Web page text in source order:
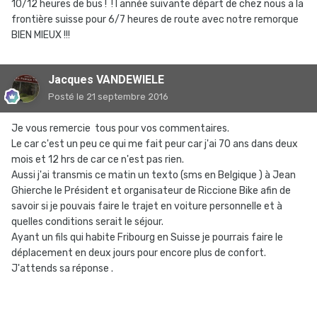
10/12 heures de bus ! ! l année suivante départ de chez nous a la
frontière suisse pour 6/7 heures de route avec notre remorque
BIEN MIEUX !!!
Jacques VANDEWIELE
Posté le 21 septembre 2016
Je vous remercie tous pour vos commentaires.
Le car c'est un peu ce qui me fait peur car j'ai 70 ans dans deux
mois et 12 hrs de car ce n'est pas rien.
Aussi j'ai transmis ce matin un texto (sms en Belgique ) à Jean
Ghierche le Président et organisateur de Riccione Bike afin de
savoir si je pouvais faire le trajet en voiture personnelle et à
quelles conditions serait le séjour.
Ayant un fils qui habite Fribourg en Suisse je pourrais faire le
déplacement en deux jours pour encore plus de confort.
J'attends sa réponse .